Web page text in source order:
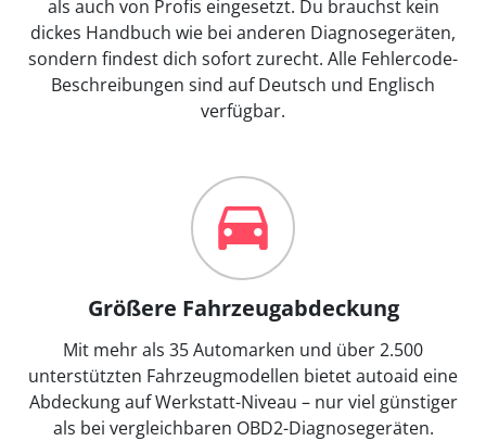
als auch von Profis eingesetzt. Du brauchst kein
dickes Handbuch wie bei anderen Diagnosegeräten,
sondern findest dich sofort zurecht. Alle Fehlercode-
Beschreibungen sind auf Deutsch und Englisch
verfügbar.
Größere Fahrzeugabdeckung
Mit mehr als 35 Automarken und über 2.500
unterstützten Fahrzeugmodellen bietet autoaid eine
Abdeckung auf Werkstatt-Niveau – nur viel günstiger
als bei vergleichbaren OBD2-Diagnosegeräten.